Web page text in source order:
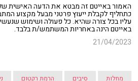
האמור באייטם זה מבטא את הדעה האישית
כתחליף לקבלת ייעוץ פרטני מבעל מקצוע
עליו בכל צורה שהיא. כל פעולה ושימוש
באייטם הינה באחריות המשתמש/ת בלבד.
21/04/2023
מחלות סיבים הרמת רקטום